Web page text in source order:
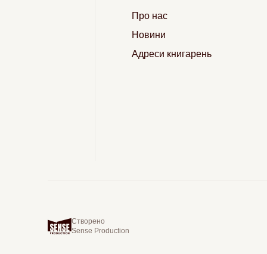
Про нас
Новини
Адреси книгарень
Створено
Sense Production